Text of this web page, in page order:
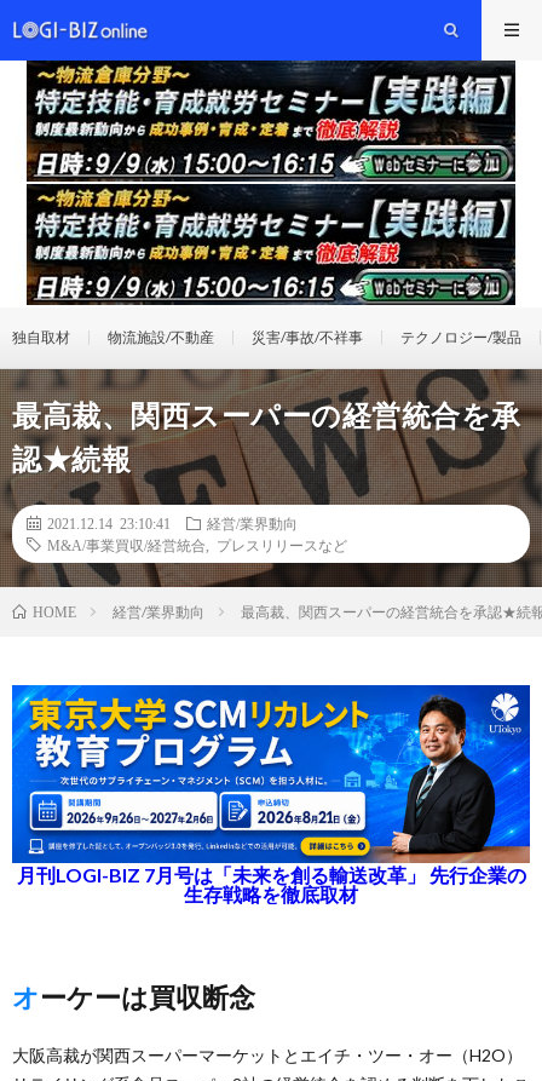
独自取材 物流施設/不動産 災害/事故/不祥事 テクノロジー/製品
最高裁、関西スーパーの経営統合を承
認★続報
2021.12.14 23:10:41
経営/業界動向
M&A/事業買収/経営統合
プレスリリースなど
HOME 経営/業界動向 最高裁、関西スーパーの経営統合を承認★続
月刊LOGI-BIZ 7月号は「未来を創る輸送改革」 先行企業の
生存戦略を徹底取材
オーケーは買収断念
大阪高裁が関西スーパーマーケットとエイチ・ツー・オー（H2O）